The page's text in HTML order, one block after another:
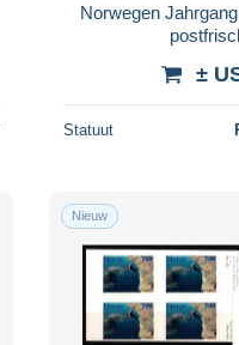
Norwegen
±
Statuut
Nieuw